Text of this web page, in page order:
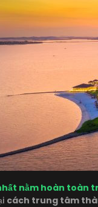
nằm hoàn toàn
cách trung tâm